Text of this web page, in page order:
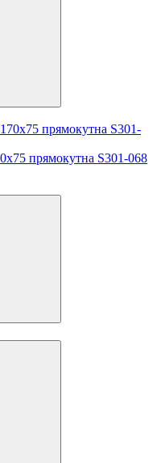
прямокутна S301-068